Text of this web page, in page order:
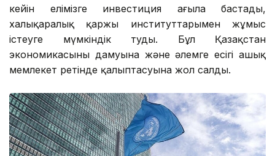
кейін елімізге инвестиция ағыла бастады,
халықаралық қаржы институттарымен жұмыс
істеуге мүмкіндік туды. Бұл Қазақстан
экономикасының дамуына және әлемге есігі ашық
мемлекет ретінде қалыптасуына жол салды.